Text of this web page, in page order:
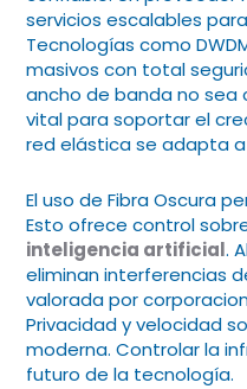
servicios escalables
Tecnologías como
masivos con total
ancho de banda no sea
vital para soportar el
red elástica se adapta
El uso de Fibra Oscura
Esto ofrece control
inteligencia artificial.
eliminan interferencias
valorada por
Privacidad y velocidad
moderna. Controlar la
futuro de la tecnología.